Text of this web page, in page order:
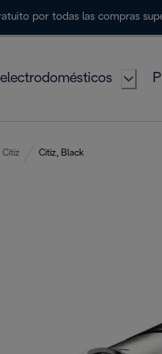
por todas las compras
Citiz Citiz, Black